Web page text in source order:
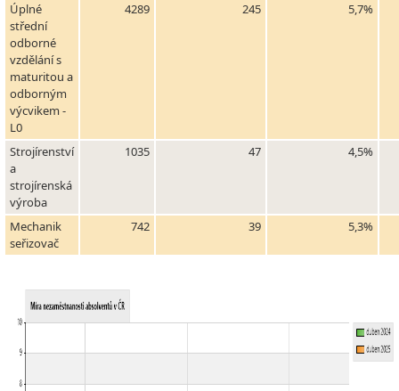
Úplné
střední
odborné
vzdělání s
maturitou a
odborným
výcvikem -
L0
4289 245 5,7%
Strojírenství
a
strojírenská
výroba
1035 47 4,5%
Mechanik
seřizovač
742 39 5,3%